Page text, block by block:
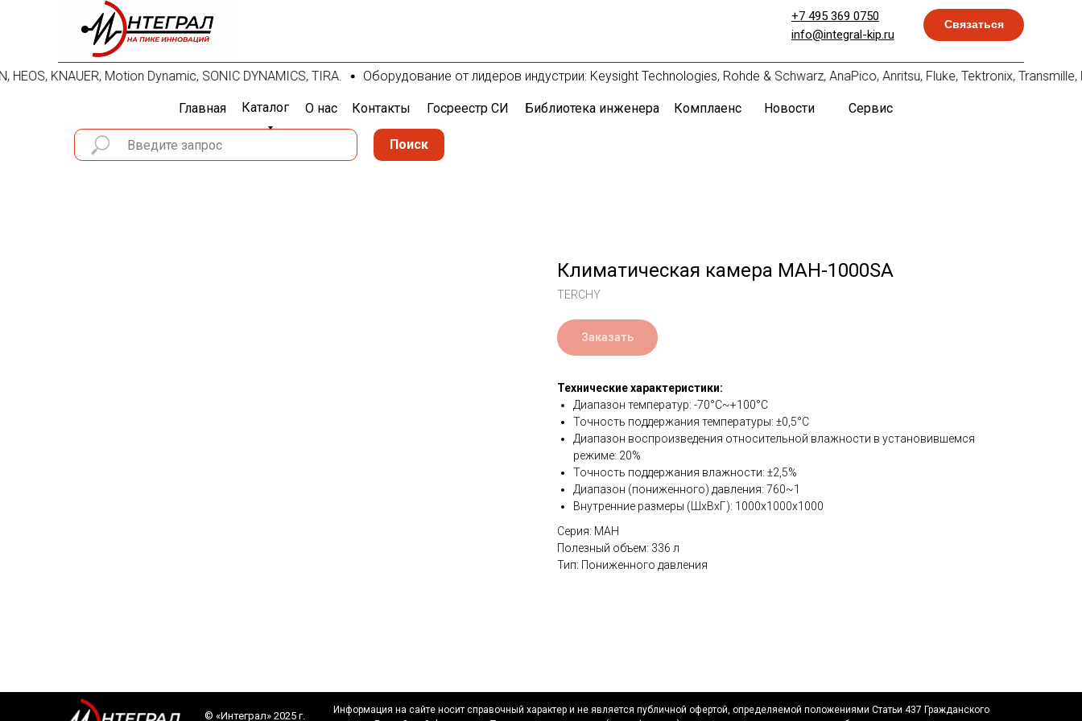
Связаться
+7 495 369 0750
info@integral-kip.ru
KNAUER, Motion Dynamic, SONIC DYNAMICS, TIRA. Оборудование от лидеров индустрии: Keysight Technologies, Rohde & Schwarz, AnaPico, Anritsu, Fluke, Tektronix,
Главная Каталог О нас Контакты Госреестр СИ Библиотека инженера Комплаенс Новости Сервис
Поиск
Климатическая камера MAH-1000SA
TERCHY
Заказать
Технические характеристики:
Диапазон температур: -70°C~+100°C
Точность поддержания температуры: ±0,5°C
Диапазон воспроизведения относительной влажности в установившемся
режиме: 20%
Точность поддержания влажности: ±2,5%
Диапазон (пониженного) давления: 760~1
Внутренние размеры (ШхВхГ): 1000х1000х1000
Серия: MAH
Полезный объем: 336 л
Тип: Пониженного давления
Информация на сайте носит справочный характер и не является публичной офертой, определяемой положениями Статьи 437 Гражданского
©️ «Интеграл» 2025 г.